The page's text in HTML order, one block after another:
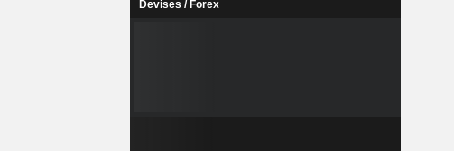
Devises / Forex